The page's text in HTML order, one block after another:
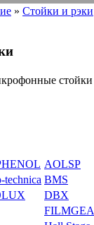
» Стойки и рэки
стойки
AOLSP
technica BMS
DBX